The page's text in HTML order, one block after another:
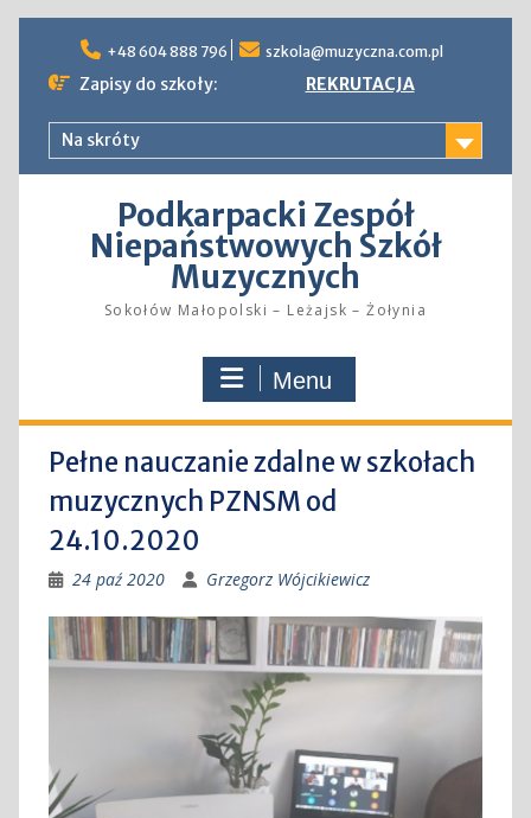
content
+48 604 888 796 szkola@muzyczna.com.pl
Zapisy do szkoły: REKRUTACJA
Na skróty
Podkarpacki Zespół
Niepaństwowych Szkół
Muzycznych
Sokołów Małopolski – Leżajsk – Żołynia
Menu
Pełne nauczanie zdalne w szkołach
muzycznych PZNSM od
24.10.2020
24 paź 2020 Grzegorz Wójcikiewicz